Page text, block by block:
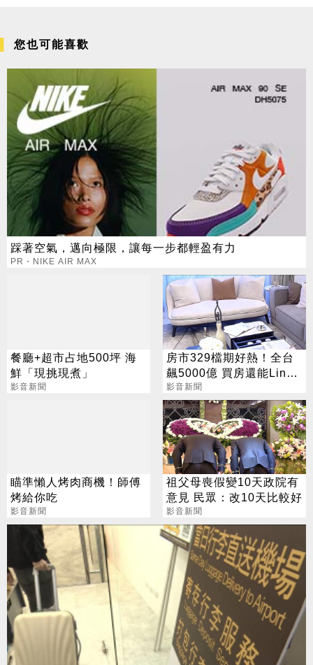
您也可能喜歡
踩著空氣，邁向極限，讓每一步都輕盈有力
PR・NIKE AIR MAX
餐廳+超市占地500坪 海
鮮「現挑現煮」
影音新聞
房市329檔期好熱！全台
飆5000億 買房還能Line
Pay付訂金
影音新聞
瞄準懶人烤肉商機！師傅
烤給你吃
影音新聞
祖父母喪假變10天政院有
意見 民眾：改10天比較好
影音新聞